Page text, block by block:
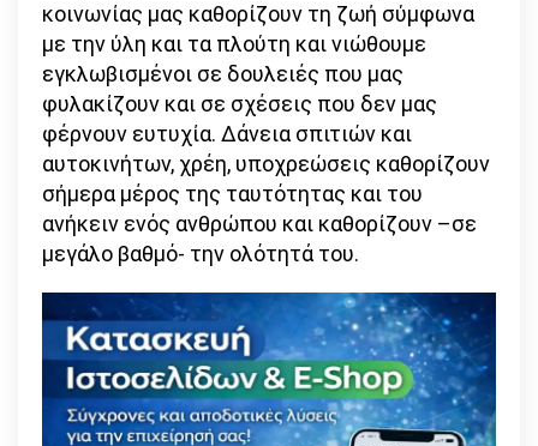
κοινωνίας μας καθορίζουν τη ζωή σύμφωνα
με την ύλη και τα πλούτη και νιώθουμε
εγκλωβισμένοι σε δουλειές που μας
φυλακίζουν και σε σχέσεις που δεν μας
φέρνουν ευτυχία. Δάνεια σπιτιών και
αυτοκινήτων, χρέη, υποχρεώσεις καθορίζουν
σήμερα μέρος της ταυτότητας και του
ανήκειν ενός ανθρώπου και καθορίζουν –σε
μεγάλο βαθμό- την ολότητά του.